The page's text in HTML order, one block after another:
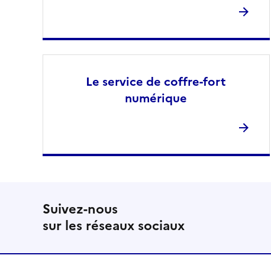
Le service de coffre-fort
numérique
Suivez-nous
sur les réseaux sociaux